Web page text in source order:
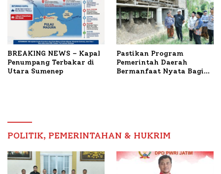
BREAKING NEWS – Kapal
Penumpang Terbakar di
Utara Sumenep
Pastikan Program
Pemerintah Daerah
Bermanfaat Nyata Bagi
POLITIK, PEMERINTAHAN & HUKRIM